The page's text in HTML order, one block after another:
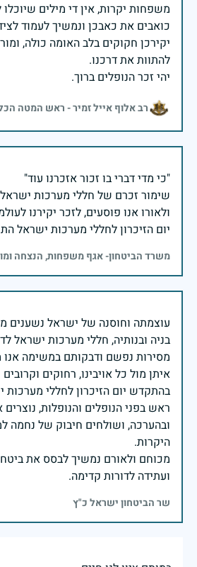
משפחות יקרות, אין די מילים
כואבים את כאבכן ונמשיך לעמוד
יקירכן חקוקים בלב האומה כולה,
יהי זכר הנופלים ברוך.
רב אלוף אייל זמיר - ראש המטה
שימור זכרם של חללי מערכות ישראל
יום הזיכרון לחללי מערכות ישראל
משרד הביטחון- אגף משפחות, הנצחה
עוצמתה וחוסנה של ישראל נשענים
בניה ובנותיה, חללי מערכות ישראל
מסירות נפשם ודבקותם במשימה אנו
בהתקדש יום הזיכרון לחללי מערכות
ראש בפני הנופלים והנופלות,
ובהערכה, ושולחים חיבוק של נחמה
מכוחם ולאורם נמשיך לבסס את
ועתידה לדורות קדימה.
שר הביטחון ישראל כ"ץ